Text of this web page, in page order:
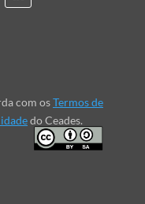
com osTermos de
do Ceades.